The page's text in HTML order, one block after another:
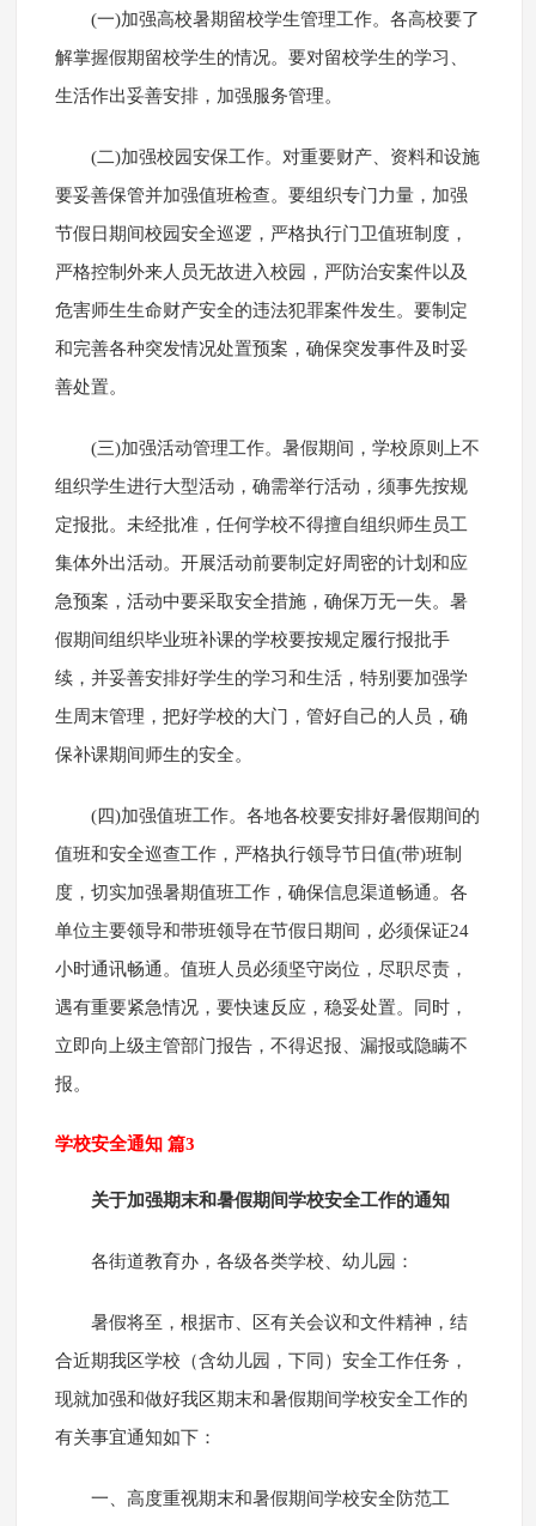
(一)加强高校暑期留校学生管理工作。各高校要了
解掌握假期留校学生的情况。要对留校学生的学习、
生活作出妥善安排，加强服务管理。
(二)加强校园安保工作。对重要财产、资料和设施
要妥善保管并加强值班检查。要组织专门力量，加强
节假日期间校园安全巡逻，严格执行门卫值班制度，
严格控制外来人员无故进入校园，严防治安案件以及
危害师生生命财产安全的违法犯罪案件发生。要制定
和完善各种突发情况处置预案，确保突发事件及时妥
善处置。
(三)加强活动管理工作。暑假期间，学校原则上不
组织学生进行大型活动，确需举行活动，须事先按规
定报批。未经批准，任何学校不得擅自组织师生员工
集体外出活动。开展活动前要制定好周密的计划和应
急预案，活动中要采取安全措施，确保万无一失。暑
假期间组织毕业班补课的学校要按规定履行报批手
续，并妥善安排好学生的学习和生活，特别要加强学
生周末管理，把好学校的大门，管好自己的人员，确
保补课期间师生的安全。
(四)加强值班工作。各地各校要安排好暑假期间的
值班和安全巡查工作，严格执行领导节日值(带)班制
度，切实加强暑期值班工作，确保信息渠道畅通。各
单位主要领导和带班领导在节假日期间，必须保证24
小时通讯畅通。值班人员必须坚守岗位，尽职尽责，
遇有重要紧急情况，要快速反应，稳妥处置。同时，
立即向上级主管部门报告，不得迟报、漏报或隐瞒不
报。
学校安全通知 篇3
关于加强期末和暑假期间学校安全工作的通知
各街道教育办，各级各类学校、幼儿园：
暑假将至，根据市、区有关会议和文件精神，结
合近期我区学校（含幼儿园，下同）安全工作任务，
现就加强和做好我区期末和暑假期间学校安全工作的
有关事宜通知如下：
一、高度重视期末和暑假期间学校安全防范工